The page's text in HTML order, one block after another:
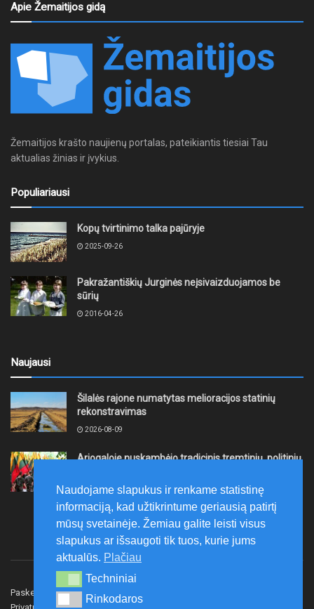
Apie Žemaitijos gidą
Žemaitijos krašto naujienų portalas, pateikiantis tiesiai Tau
aktualias žinias ir įvykius.
Populiariausi
Kopų tvirtinimo talka pajūryje
2025-09-26
Pakražantiškių Jurginės neįsivaizduojamos be
sūrių
2016-04-26
Naujausi
Šilalės rajone numatytas melioracijos statinių
rekonstravimas
2026-08-09
Ariogaloje nuskambėjo tradicinis tremtinių, politinių
širdy“
2026-08-08
Paskelbk naujieną Rašyti redakcijai
Naudojame slapukus ir renkame statistinę
informaciją, kad užtikrintume geriausią patirtį
mūsų svetainėje. Žemiau galite leisti visus
slapukus ar išsaugoti tik tuos, kurie jums
aktualūs. Plačiau
Techniniai
Techniniai
Rinkodaros
Rinkodaros